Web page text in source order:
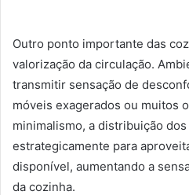
Outro ponto importante das
valorização da circulação.
transmitir sensação de
móveis exagerados ou muitos
minimalismo, a distribuição
estrategicamente para
disponível, aumentando a
da cozinha.